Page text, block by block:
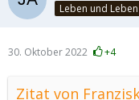
Leben und
30. Oktober 2022 +4
Zitat von